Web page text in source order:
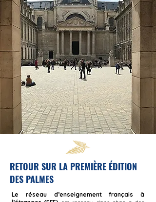
RETOUR SUR LA PREMIÈRE ÉDITION
DES PALMES
Le réseau d’enseignement français à